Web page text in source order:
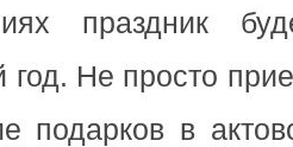
праздник
Не просто
подарков в